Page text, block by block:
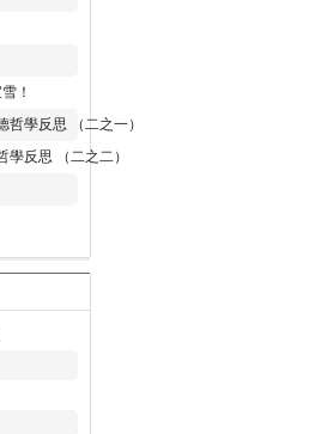
！
學反思 （二之一）
反思 （二之二）